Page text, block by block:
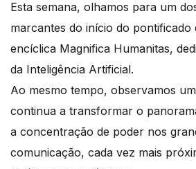
Esta semana, olhamos para um
marcantes do início do pontificado
encíclica Magnifica Humanitas,
da Inteligência Artificial.
Ao mesmo tempo, observamos
continua a transformar o
a concentração de poder nos
comunicação, cada vez mais